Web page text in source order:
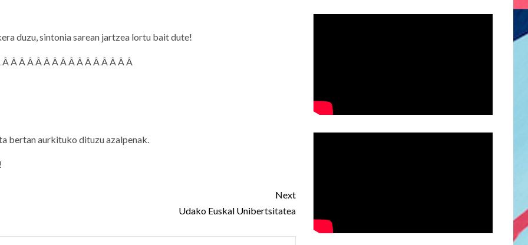
duzu, sintonia sarean jartzea lortu bait dute!
Â Â Â Â Â Â Â Â Â Â Â Â Â Â Â
bertan aurkituko dituzu azalpenak.
Next
Udako Euskal Unibertsitatea